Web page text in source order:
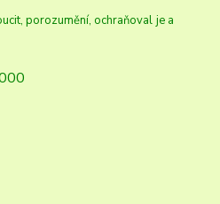
porozumění, ochraňoval je a